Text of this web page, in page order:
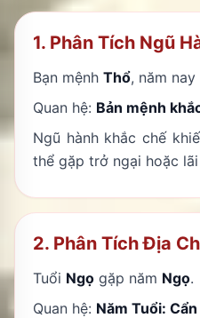
1. Phân Tích Ngũ
Bạn mệnh Thổ, năm
Quan hệ: Bản mệnh
Ngũ hành khắc chế
thể gặp trở ngại hoặc
2. Phân Tích Địa
Tuổi Ngọ gặp năm Ngọ.
Quan hệ: Năm Tuổi: